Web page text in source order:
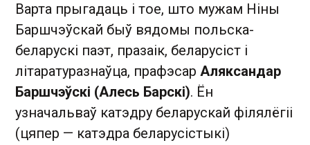
Варта прыгадаць і тое, што мужам Ніны
Баршчэўскай быў вядомы польска-
беларускі паэт, празаік, беларусіст і
літаратуразнаўца, прафэсар Аляксандар
Баршчэўскі (Алесь Барскі). Ён
узначальваў катэдру беларускай філялёгіі
(цяпер — катэдра беларусістыкі)